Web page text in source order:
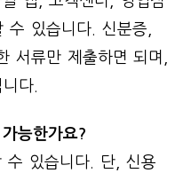
수 있습니다. 신분증,
서류만 제출하면 되며,
다.
능한가요?
수 있습니다. 단, 신용